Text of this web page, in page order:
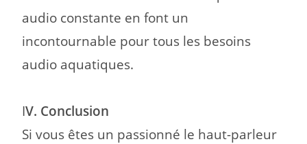
audio constante en font un
incontournable pour tous les besoins
audio aquatiques.
IV. Conclusion
Si vous êtes un passionné le haut-parleur